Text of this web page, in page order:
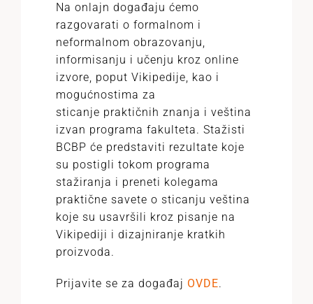
Na onlajn događaju ćemo
razgovarati o formalnom i
neformalnom obrazovanju,
informisanju i učenju kroz online
izvore, poput Vikipedije, kao i
mogućnostima za
sticanje praktičnih znanja i veština
izvan programa fakulteta. Stažisti
BCBP će predstaviti rezultate koje
su postigli tokom programa
stažiranja i preneti kolegama
praktične savete o sticanju veština
koje su usavršili kroz pisanje na
Vikipediji i dizajniranje kratkih
proizvoda.
Prijavite se za događaj OVDE.